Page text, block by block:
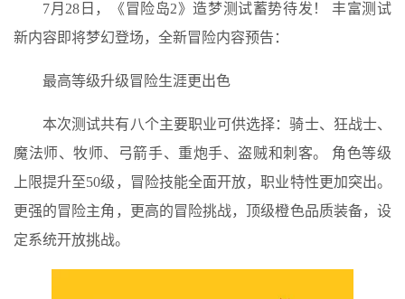
7月28日，《冒险岛2》造梦测试蓄势待发！ 丰富测试
新内容即将梦幻登场，全新冒险内容预告：
最高等级升级冒险生涯更出色
本次测试共有八个主要职业可供选择：骑士、狂战士、
魔法师、牧师、弓箭手、重炮手、盗贼和刺客。 角色等级
上限提升至50级，冒险技能全面开放，职业特性更加突出。
更强的冒险主角，更高的冒险挑战，顶级橙色品质装备，设
定系统开放挑战。